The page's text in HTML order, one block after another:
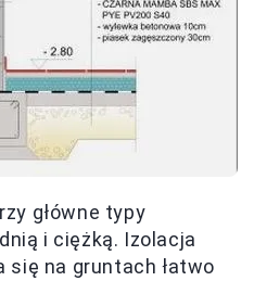
główne typy
i ciężką. Izolacja
się na gruntach łatwo